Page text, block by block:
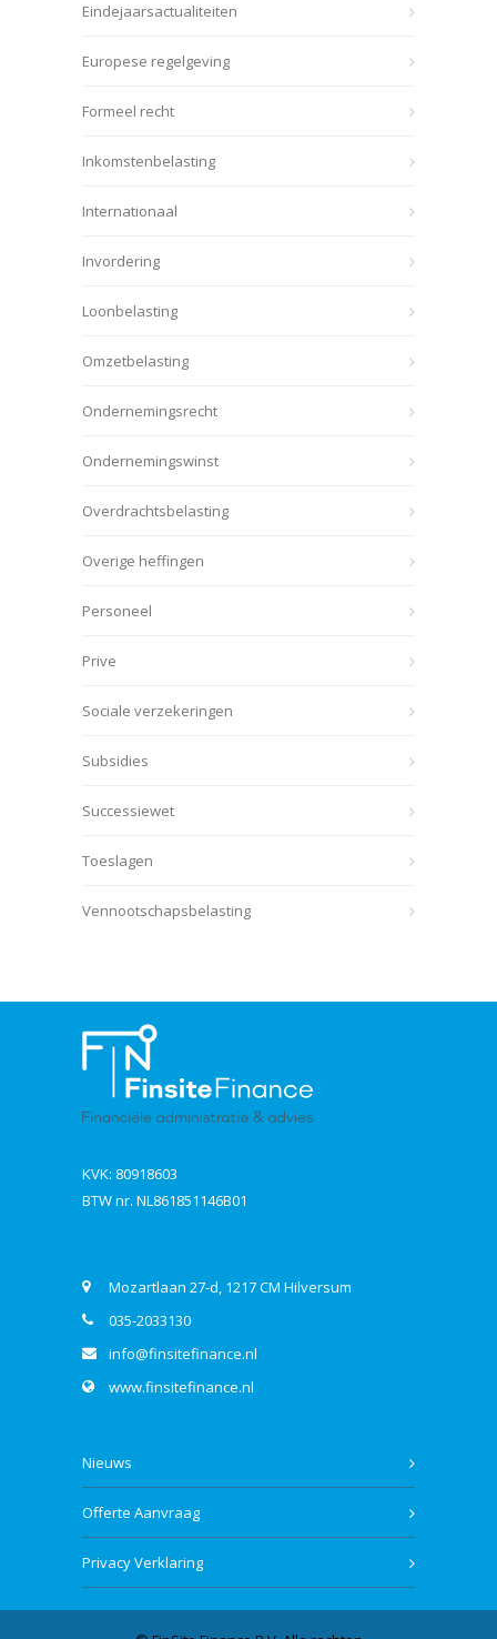
Eindejaarsactualiteiten
Europese regelgeving
Formeel recht
Inkomstenbelasting
Internationaal
Invordering
Loonbelasting
Omzetbelasting
Ondernemingsrecht
Ondernemingswinst
Overdrachtsbelasting
Overige heffingen
Personeel
Prive
Sociale verzekeringen
Subsidies
Successiewet
Toeslagen
Vennootschapsbelasting
KVK: 80918603
BTW nr. NL861851146B01
Mozartlaan 27-d, 1217 CM Hilversum
035-2033130
info@finsitefinance.nl
www.finsitefinance.nl
Nieuws
Offerte Aanvraag
Privacy Verklaring